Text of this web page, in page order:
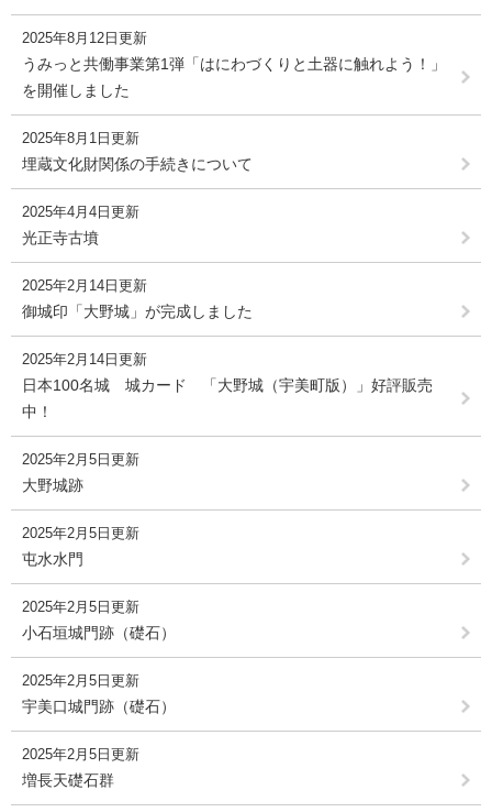
2025年8月12日更新
うみっと共働事業第1弾「はにわづくりと土器に触れよう！」
を開催しました
2025年8月1日更新
埋蔵文化財関係の手続きについて
2025年4月4日更新
光正寺古墳
2025年2月14日更新
御城印「大野城」が完成しました
2025年2月14日更新
日本100名城 城カード 「大野城（宇美町版）」好評販売
中！
2025年2月5日更新
大野城跡
2025年2月5日更新
屯水水門
2025年2月5日更新
小石垣城門跡（礎石）
2025年2月5日更新
宇美口城門跡（礎石）
2025年2月5日更新
増長天礎石群